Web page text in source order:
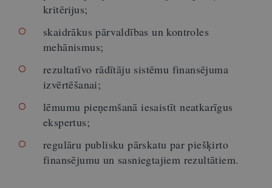
kritērijus;
skaidrākus pārvaldības un kontroles
mehānismus;
rezultatīvo rādītāju sistēmu finansējuma
izvērtēšanai;
lēmumu pieņemšanā iesaistīt neatkarīgus
ekspertus;
regulāru publisku pārskatu par piešķirto
finansējumu un sasniegtajiem rezultātiem.